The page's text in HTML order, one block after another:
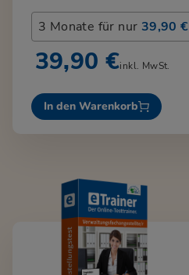
3 Monate für nur 39,90 €
39,90 €inkl. MwSt.
In den Warenkorb